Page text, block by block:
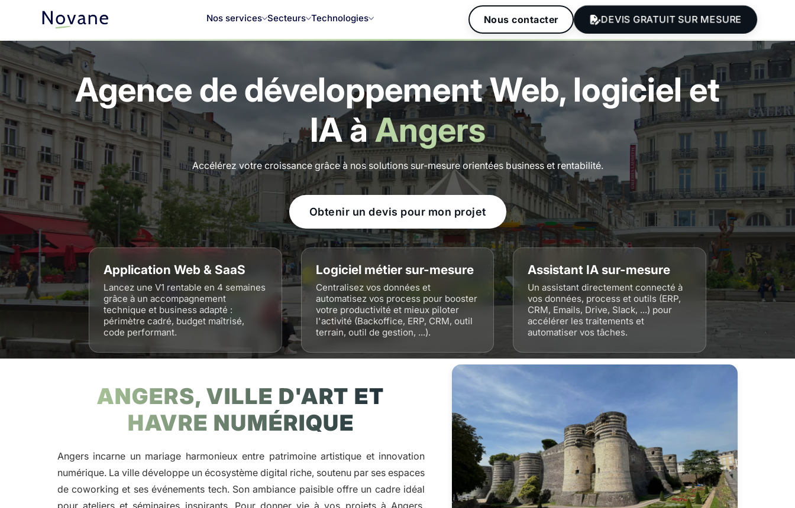
Nos services Secteurs Technologies Nous contacter DEVIS GRATUIT SUR MESURE
Agence de développement Web, logiciel et
IA àAngers
Accélérez votre croissance grâce à nos solutions sur-mesure orientées business et rentabilité.
Obtenir un devis pour mon projet
Application Web & SaaS
Lancez une V1 rentable en 4 semaines
grâce à un accompagnement
technique et business adapté :
périmètre cadré, budget maîtrisé,
code performant.
Logiciel métier sur-mesure
Centralisez vos données et
automatisez vos process pour booster
votre productivité et mieux piloter
l'activité (Backoffice, ERP, CRM, outil
terrain, outil de gestion, ...).
Assistant IA sur-mesure
Un assistant directement connecté à
vos données, process et outils (ERP,
CRM, Emails, Drive, Slack, ...) pour
accélérer les traitements et
automatiser vos tâches.
ANGERS, VILLE D'ART ET
HAVRE NUMÉRIQUE
Angers incarne un mariage harmonieux entre patrimoine artistique et innovation
numérique. La ville développe un écosystème digital riche, soutenu par ses espaces
de coworking et ses événements tech. Son ambiance paisible offre un cadre idéal
pour ateliers et séminaires inspirants. Pour donner vie à vos projets à Angers,